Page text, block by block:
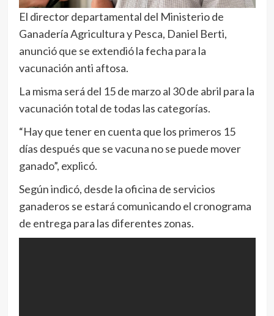
El director departamental del Ministerio de
Ganadería Agricultura y Pesca, Daniel Berti,
anunció que se extendió la fecha para la
vacunación anti aftosa.
La misma será del 15 de marzo al 30 de abril para la
vacunación total de todas las categorías.
“Hay que tener en cuenta que los primeros 15
días después que se vacuna no se puede mover
ganado”, explicó.
Según indicó, desde la oficina de servicios
ganaderos se estará comunicando el cronograma
de entrega para las diferentes zonas.